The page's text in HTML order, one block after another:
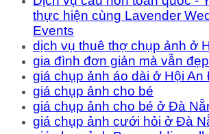
thực hiện cùng Lavender
Events
dịch vụ thuê thợ chụp ảnh ở
gia đình đơn giản mà vẫn đẹp
giá chụp ảnh áo dài ở Hội An
giá chụp ảnh cho bé
giá chụp ảnh cho bé ở Đà
giá chụp ảnh cưới hỏi ở Đà